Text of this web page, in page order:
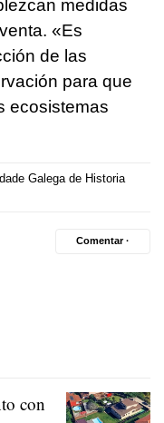
medidas
«Es
de las
para que
ecosistemas
Galega de Historia
Comentar ·
con